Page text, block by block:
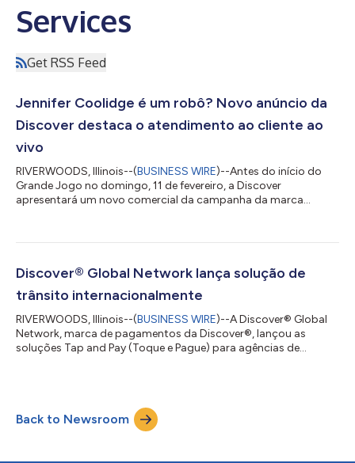
Services
Get RSS Feed
Jennifer Coolidge é um robô? Novo anúncio da
Discover destaca o atendimento ao cliente ao
vivo
RIVERWOODS, Illinois--(BUSINESS WIRE)--Antes do início do
Grande Jogo no domingo, 11 de fevereiro, a Discover
apresentará um novo comercial da campanha da marca
“Robots” (Robôs), Coolidge se encontra em uma situação que
cliente e esperando interagir apenas com um robô. “Robots”
usa a atuação cômica de Coolidge para...
Discover® Global Network lança solução de
trânsito internacionalmente
RIVERWOODS, Illinois--(BUSINESS WIRE)--A Discover® Global
Network, marca de pagamentos da Discover®, lançou as
soluções Tap and Pay (Toque e Pague) para agências de
seus cartões Discover, Diners Club International® e dos
parceiros pertencentes à aliança da rede para fazer
pagamentos sem contato nessas agências de trânsi...
Back to Newsroom